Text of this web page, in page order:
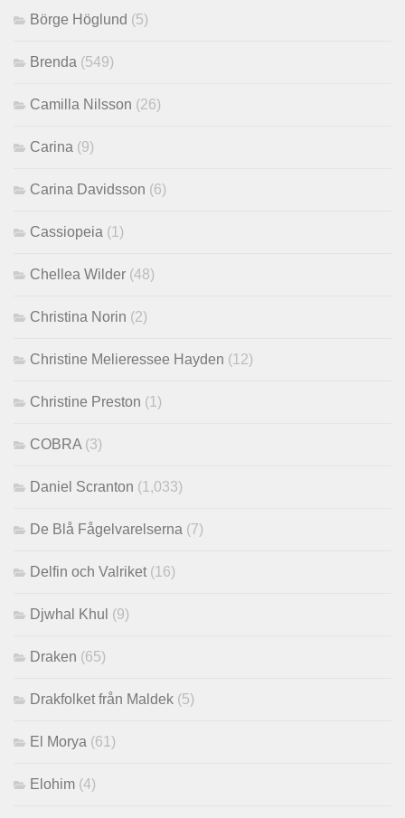
Börge Höglund (5)
Brenda (549)
Camilla Nilsson (26)
Carina (9)
Carina Davidsson (6)
Cassiopeia (1)
Chellea Wilder (48)
Christina Norin (2)
Christine Melieressee Hayden (12)
Christine Preston (1)
COBRA (3)
Daniel Scranton (1,033)
De Blå Fågelvarelserna (7)
Delfin och Valriket (16)
Djwhal Khul (9)
Draken (65)
Drakfolket från Maldek (5)
El Morya (61)
Elohim (4)